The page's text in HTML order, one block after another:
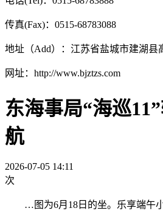
传真(Fax)：0515-68783088
地址（Add）：江苏省盐城市建湖县
网址：http://www.bjztzs.com
东海事局“海巡
航
2026-07-05 14:11
次
…图为6月18日的坐。乐享端午小